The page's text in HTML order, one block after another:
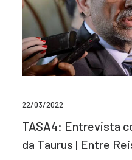
22/03/2022
TASA4: Entrevista
da Taurus | Entre